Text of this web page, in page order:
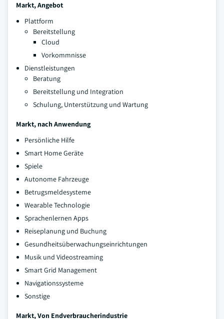
Markt, Angebot
Plattform
Bereitstellung
Cloud
Vorkommnisse
Dienstleistungen
Beratung
Bereitstellung und Integration
Schulung, Unterstützung und Wartung
Markt, nach Anwendung
Persönliche Hilfe
Smart Home Geräte
Spiele
Autonome Fahrzeuge
Betrugsmeldesysteme
Wearable Technologie
Sprachenlernen Apps
Reiseplanung und Buchung
Gesundheitsüberwachungseinrichtungen
Musik und Videostreaming
Smart Grid Management
Navigationssysteme
Sonstige
Markt, Von Endverbraucherindustrie